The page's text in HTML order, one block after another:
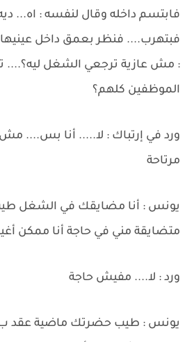
فابتسم داخله وقال لنفسه : اه...
فبتهرب.... فنظر بعمق داخل
: مش عازية ترجعي الشغل ليه؟....
الموظفين كلهم؟
ورد في إرتباك : لا..... أنا بس....
مرتاحة
يونس : أنا مضايقك في الشغل
متضايقة مني في حاجة أنا ممكن
ورد : لا.... مفيش حاجة